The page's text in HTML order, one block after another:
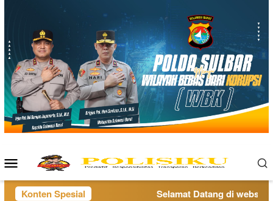
Menu
Mobile
Konten Spesial Selamat Datang di website